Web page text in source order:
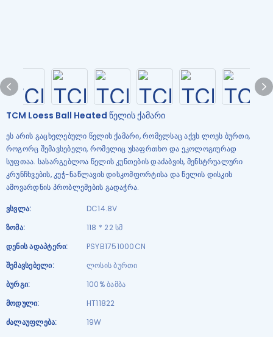
TCM Loess Ball Heated წელის ქამარი
ეს არის გაცხელებული წელის ქამარი, რომელსაც აქვს ლოეს ბურთი,
როგორც შემავსებელი, რომელიც უსაფრთხო და ეკოლოგიურად
სუფთაა. სასარგებლოა წელის კუნთების დაძაბვის, მენსტრუალური
კრუნჩხვების, კუჭ-ნაწლავის დისკომფორტისა და წელის დისკის
ამოვარდნის პრობლემების გადაჭრა.
Ვსვლა:
DC14.8V
Ზომა:
118 * 22 სმ
Დენის Ადაპტერი:
PSYB1751000CN
Შემავსებელი:
ლოსის ბურთი
Ბურგი:
100% ბამბა
Მოდული:
HT11822
Ძალაუფლება:
19W